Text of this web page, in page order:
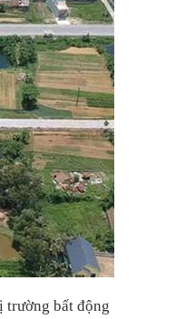
trường bất động